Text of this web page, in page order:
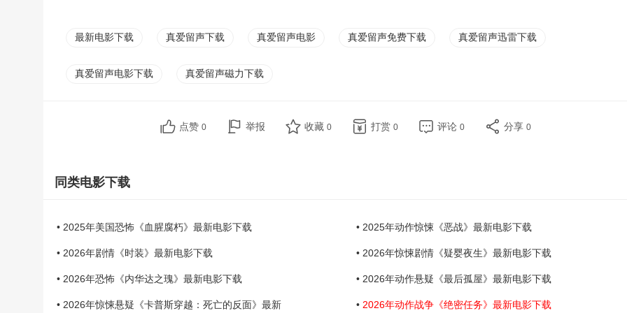
最新电影下载 真爱留声下载 真爱留声电影 真爱留声免费下载 真爱留声迅雷下载
真爱留声电影下载 真爱留声磁力下载
点赞 0 举报 收藏 0 打赏 0 评论 0 分享 0
同类电影下载
• 2025年美国恐怖《血腥腐朽》最新电影下载 • 2025年动作惊悚《恶战》最新电影下载
• 2026年剧情《时装》最新电影下载 • 2026年惊悚剧情《疑婴夜生》最新电影下载
• 2026年恐怖《内华达之瑰》最新电影下载 • 2026年动作悬疑《最后孤屋》最新电影下载
• 2026年惊悚悬疑《卡普斯穿越：死亡的反面》最新 • 2026年动作战争《绝密任务》最新电影下载